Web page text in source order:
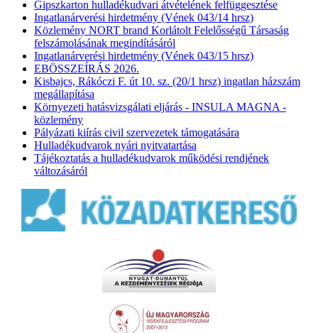
Gipszkarton hulladékudvari átvételének felfüggesztése
Ingatlanárverési hirdetmény (Vének 043/14 hrsz)
Közlemény NORT brand Korlátolt Felelősségű Társaság
felszámolásának megindításáról
Ingatlanárverési hirdetmény (Vének 043/15 hrsz)
EBÖSSZEÍRÁS 2026.
Kisbajcs, Rákóczi F. út 10. sz. (20/1 hrsz) ingatlan házszám
megállapítása
Környezeti hatásvizsgálati eljárás - INSULA MAGNA -
közlemény
Pályázati kiírás civil szervezetek támogatására
Hulladékudvarok nyári nyitvatartása
Tájékoztatás a hulladékudvarok működési rendjének
változásáról